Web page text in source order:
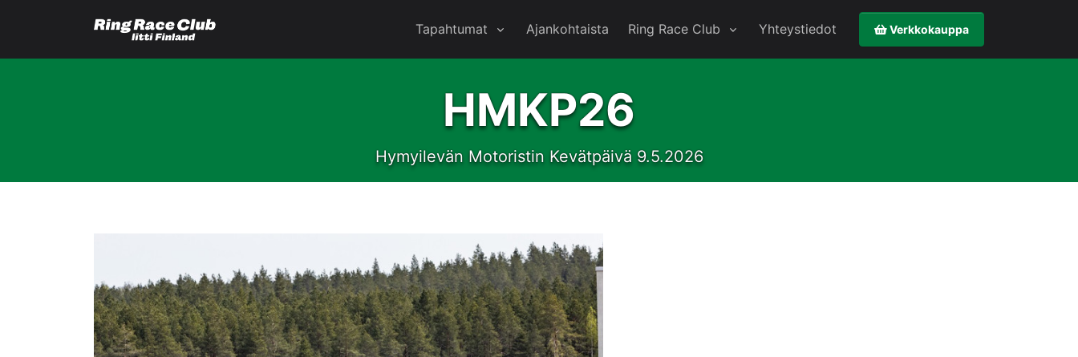
Tapahtumat Ajankohtaista Ring Race Club Yhteystiedot Verkkokauppa
HMKP26
Hymyilevän Motoristin Kevätpäivä 9.5.2026